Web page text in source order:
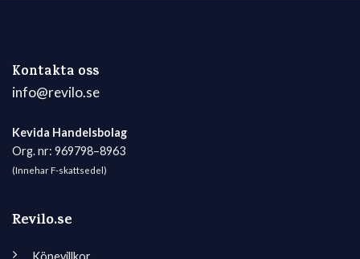
Kontakta oss
info@revilo.se
Kevida Handelsbolag
Org. nr: 969798–8963
(Innehar F-skattsedel)
Revilo.se
Köpevillkor